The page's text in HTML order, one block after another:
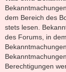
dem Bereich des
stets lesen.
des Forums, in
Berechtigungen